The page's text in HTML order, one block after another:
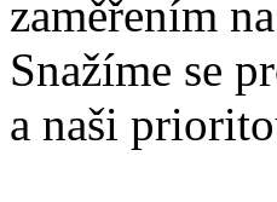
zaměřením
Snažíme se
a naši